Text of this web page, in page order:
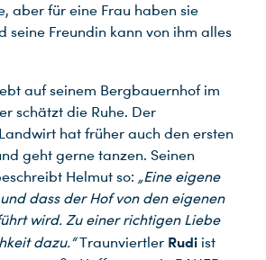
aber für eine Frau haben sie
seine Freundin kann von ihm alles
auf seinem Bergbauernhof im
schätzt die Ruhe. Der
hat früher auch den ersten
geht gerne tanzen. Seinen
Helmut so: „Eine eigene
dass der Hof von den eigenen
wird. Zu einer richtigen Liebe
dazu.“Traunviertler Rudi ist